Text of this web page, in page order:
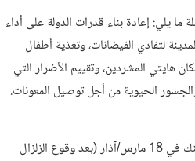
يلي: إعادة بناء قدرات الدولة على أداء
لتفادي الفيضانات، وتغذية أطفال
هايتي المشردين، وتقييم الأضرار التي
الحيوية من أجل توصيل المعونات.
وافق مجلس المديرين التنفيذيين للبنك في 18 مارس/آذار (بعد وقوع الزلزال